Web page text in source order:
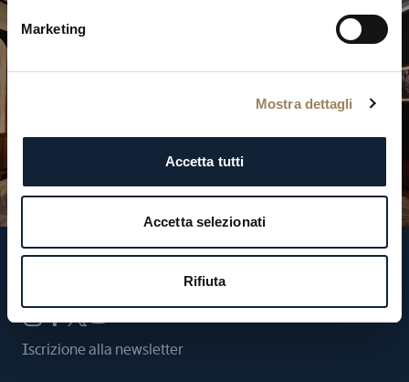
Marketing
Mostra dettagli
Accetta tutti
Accetta selezionati
Rifiuta
Iscrizione alla newsletter